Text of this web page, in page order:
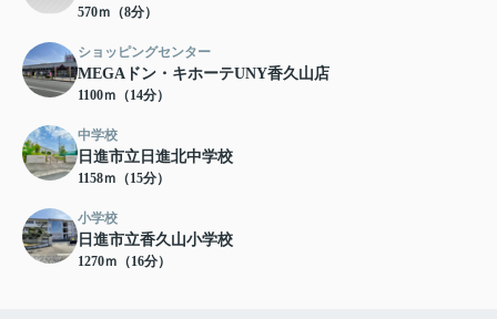
570ｍ（8分）
ショッピングセンター
MEGAドン・キホーテUNY香久山店
1100ｍ（14分）
中学校
日進市立日進北中学校
1158ｍ（15分）
小学校
日進市立香久山小学校
1270ｍ（16分）